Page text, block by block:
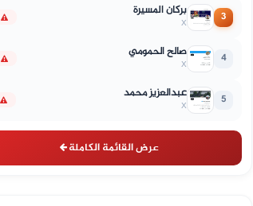
3 بركان المسيرة
X
4 صالح الحمومي
X
5 عبدالعزيز محمد
X
عرض القائمة الكاملة